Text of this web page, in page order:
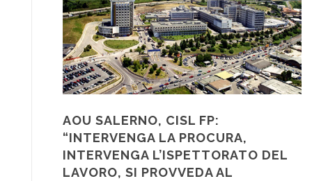
AOU SALERNO, CISL FP:
“INTERVENGA LA PROCURA,
INTERVENGA L’ISPETTORATO DEL
LAVORO, SI PROVVEDA AL